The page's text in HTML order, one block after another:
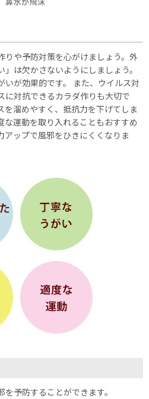
りや予防対策を心がけましょう。外
は欠かさないようにしましょう。
いが効果的です。 また、ウイルス対
に対抗できるカラダ作りも大切で
溜めやすく、抵抗力を下げてしま
な運動を取り入れることもおすすめ
ップで風邪をひきにくくなりま
予防することができます。